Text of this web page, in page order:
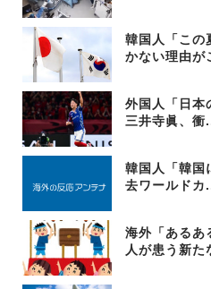
韓国人「この
かない理由が
外国人「日本
三井寺眞、衝
韓国人「韓国
去ワールドカ
海外「あるあ
人が患う新た